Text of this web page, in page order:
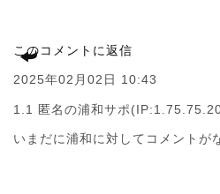
このコメントに返信
2025年02月02日 10:43
1.1 匿名の浦和サポ
いまだに浦和に対してコメントが